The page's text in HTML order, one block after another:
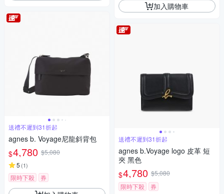
送禮不遲到31折起
agnes b. Voyage尼龍斜背包
$4,780 $5,080
5 (1)
限時下殺 券
加入購物車
送禮不遲到31折起
agnes b.Voyage logo 皮革 短
夾 黑色
$4,780 $5,080
限時下殺
券